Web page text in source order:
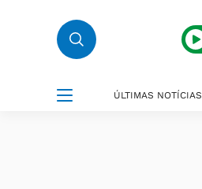
ÚLTIMAS NOTÍCIAS